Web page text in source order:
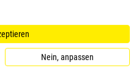
Wasserqualität durch
Granulat
Nein, anpassen